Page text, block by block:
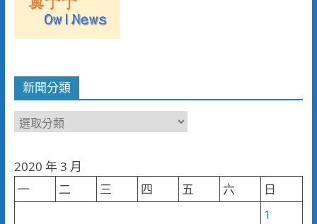
新聞分類
新
類
2020 年 3 月
一
二 三 四 五 六
日
1